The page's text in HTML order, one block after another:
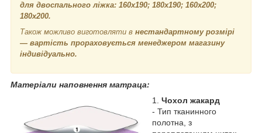
для двоспального ліжка: 160х190; 180х190; 160х200;
180х200.
Також можливо виготовляти в нестандартному розмірі
— вартість прораховується менеджером магазину
індивідуально.
Матеріали наповнення матраца:
Чохол жакард
- Тип тканинного
полотна, з